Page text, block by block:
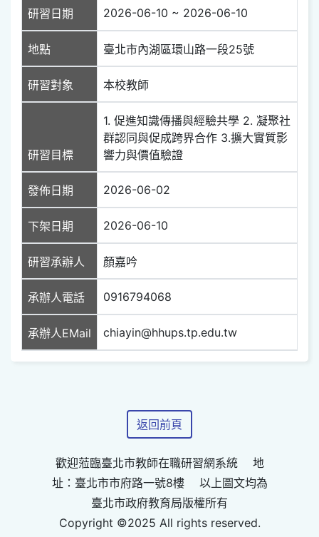
研習日期 2026-06-10 ~ 2026-06-10
地點 臺北市內湖區環山路一段25號
研習對象 本校教師
研習目標
1. 促進知識傳播與經驗共學 2. 凝聚社
群認同與促成跨界合作 3.擴大實質影
響力與價值驗證
發佈日期 2026-06-02
下架日期 2026-06-10
研習承辦人 顏嘉吟
承辦人電話 0916794068
承辦人EMail chiayin@hhups.tp.edu.tw
返回前頁
歡迎蒞臨臺北市教師在職研習網系統 地
址：臺北市市府路一號8樓 以上圖文均為
臺北市政府教育局版權所有
Copyright ©2025 All rights reserved.